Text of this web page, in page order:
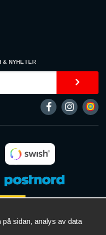
& NYHETER
sidan, analys av data